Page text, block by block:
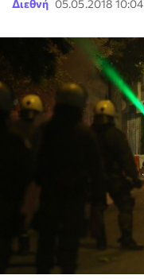
Διεθνή 05.05.2018 10:04